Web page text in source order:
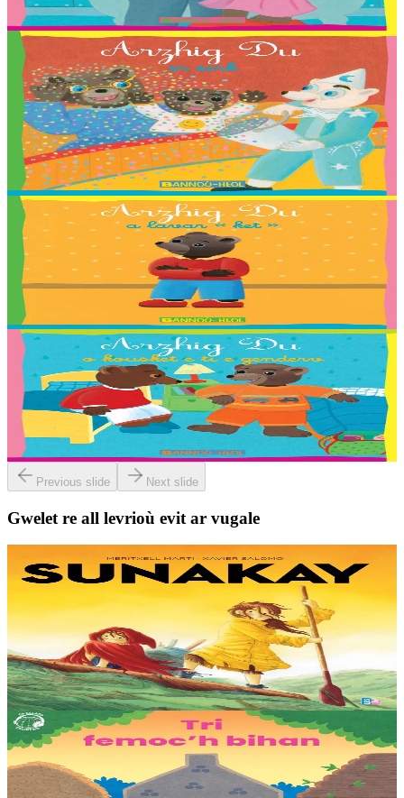
Er stok2,03 €
2 vloaz hag ouzhpenn
Bannoù-heol
Arzhig Du er sirk
Troet gant : Coline, Elouan, Elliot, Erynn, Ewen, Gaelig, Laurette,
Maiwenn, Marin, Mathis, Paul, Soig, Urbane, Youenn, Cécile
Guézennec ha Tieri Seznec.
Er stok2,03 €
2 vloaz hag ouzhpenn
Bannoù-heol
Arzhig Du a lavar “ket”
Troet gant : Malo, Sara, Loane, Thomas et Jakez-Erwan Mouton.
Er stok
2 vloaz hag ouzhpenn
Bannoù-heol
Arzhig Du o kousket e ti e genderv
Troet gant : Malo, Sara, Loane, Thomas et Jakez-Erwan Mouton.
Er stok
Previous slide Next slide
Gwelet re all levrioù evit ar vugale
TES
Sunakay
Deuet eo ar mor da vezañ ur pezh lennad loustoni hep netra vev
ennañ ken. Div c’hoar zo o chom war un enez plastik, o klask bevañ
evel ma c’hallont, e-touez al lastez....
Er stok25,00 €
3 bloaz hag ouzhpenn
TES
Tri femoc'h bihan